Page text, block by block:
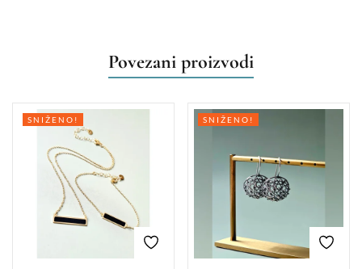
Povezani proizvodi
SNIŽENO! SNIŽENO!